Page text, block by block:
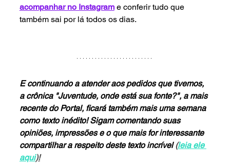
acompanhar no Instagram e conferir tudo que
também sai por lá todos os dias.
E continuando a atender aos pedidos que tivemos,
a crônica "Juventude, onde está sua fonte?", a mais
recente do Portal, ficará também mais uma semana
como texto inédito! Sigam comentando suas
opiniões, impressões e o que mais for interessante
compartilhar a respeito deste texto incrível (leia ele
aqui)!